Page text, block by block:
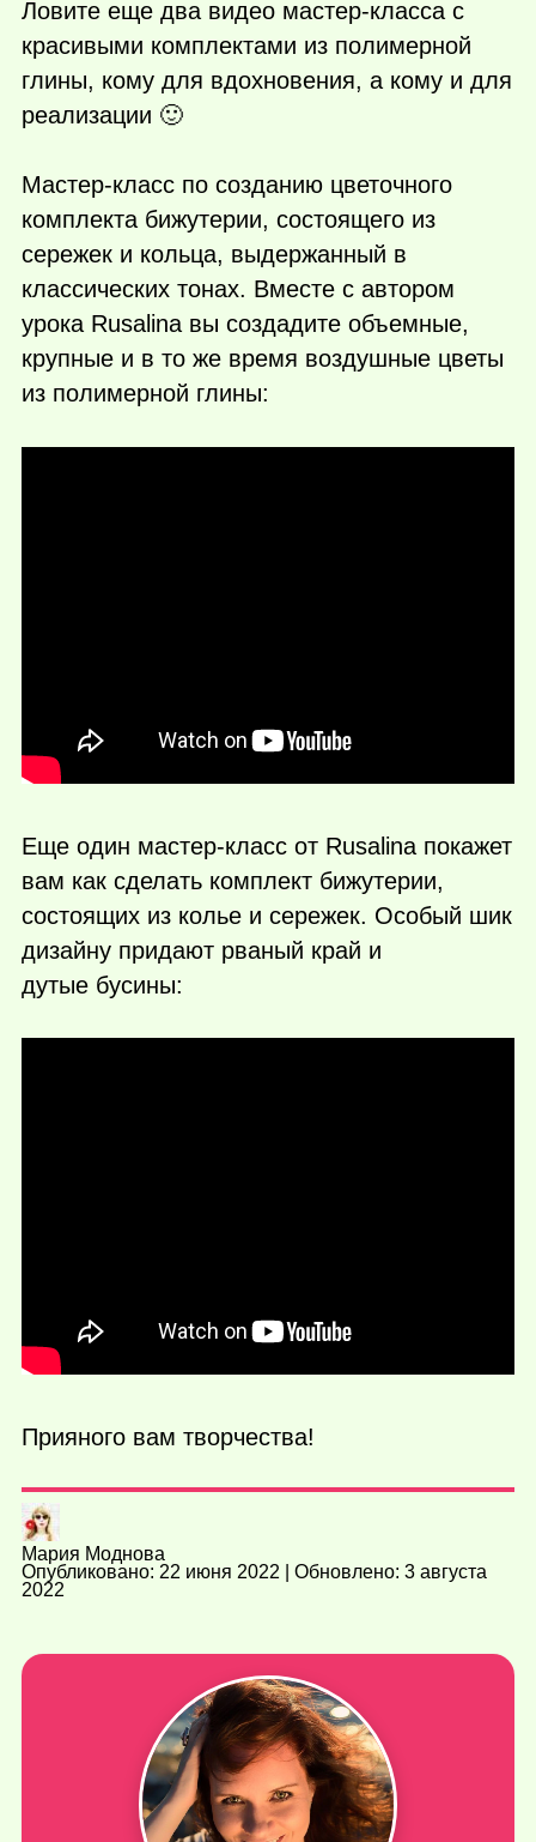
Ловите еще два видео мастер-класса с
красивыми комплектами из полимерной
глины, кому для вдохновения, а кому и для
реализации 🙂
Мастер-класс по созданию цветочного
комплекта бижутерии, состоящего из
сережек и кольца, выдержанный в
классических тонах. Вместе с автором
урока Rusalina вы создадите объемные,
крупные и в то же время воздушные цветы
из полимерной глины:
Еще один мастер-класс от Rusalina покажет
вам как сделать комплект бижутерии,
состоящих из колье и сережек. Особый шик
дизайну придают рваный край и
дутые бусины:
Прияного вам творчества!
Мария Моднова
Опубликовано: 22 июня 2022 | Обновлено: 3 августа
2022